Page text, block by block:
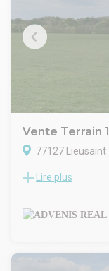
Vente Terrain
77127 Lieusaint
ADVENIS
plusieurs parcelles
Ces terrains sont
Activités
Lire plus